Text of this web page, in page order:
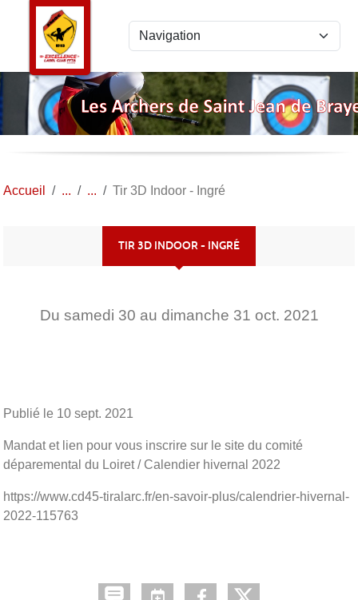
Accueil Tir 3D Indoor - Ingré
TIR 3D INDOOR - INGRÉ
Du samedi 30 au dimanche 31 oct. 2021
Publié le 10 sept. 2021
Mandat et lien pour vous inscrire sur le site du comité
déparemental du Loiret / Calendier hivernal 2022
https://www.cd45-tiralarc.fr/en-savoir-plus/calendrier-hivernal-
2022-115763
Panneau de gestion des cookies